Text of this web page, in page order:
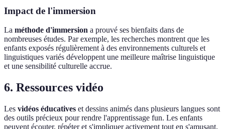
Impact de l'immersion
La méthode d'immersion a prouvé ses bienfaits dans de
nombreuses études. Par exemple, les recherches montrent que les
enfants exposés régulièrement à des environnements culturels et
linguistiques variés développent une meilleure maîtrise linguistique
et une sensibilité culturelle accrue.
6. Ressources vidéo
Les vidéos éducatives et dessins animés dans plusieurs langues sont
des outils précieux pour rendre l'apprentissage fun. Les enfants
peuvent écouter, répéter et s'impliquer activement tout en s'amusant.